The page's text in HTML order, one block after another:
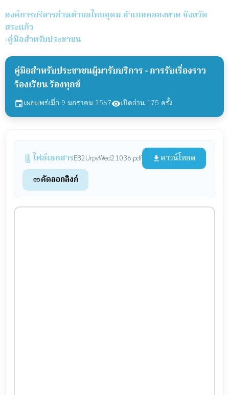
องค์การบริหารส่วนตำบลไทยอุดม อำเภอคลองหาด จังหวัด
สระแก้ว
›คู่มือสำหรับประชาชน
คู่มือสำหรับประชาชนผู้มารับบริการ - การรับเรื่องราว
ร้องเรียน ร้องทุกข์
eventเผยแพร่เมื่อ 9 มกราคม 2567visibilityเปิดอ่าน 175 ครั้ง
attach_file ไฟล์เอกสารEB2UrpvWed21036.pdf file_download ดาวน์โหลด
linkคัดลอกลิงก์